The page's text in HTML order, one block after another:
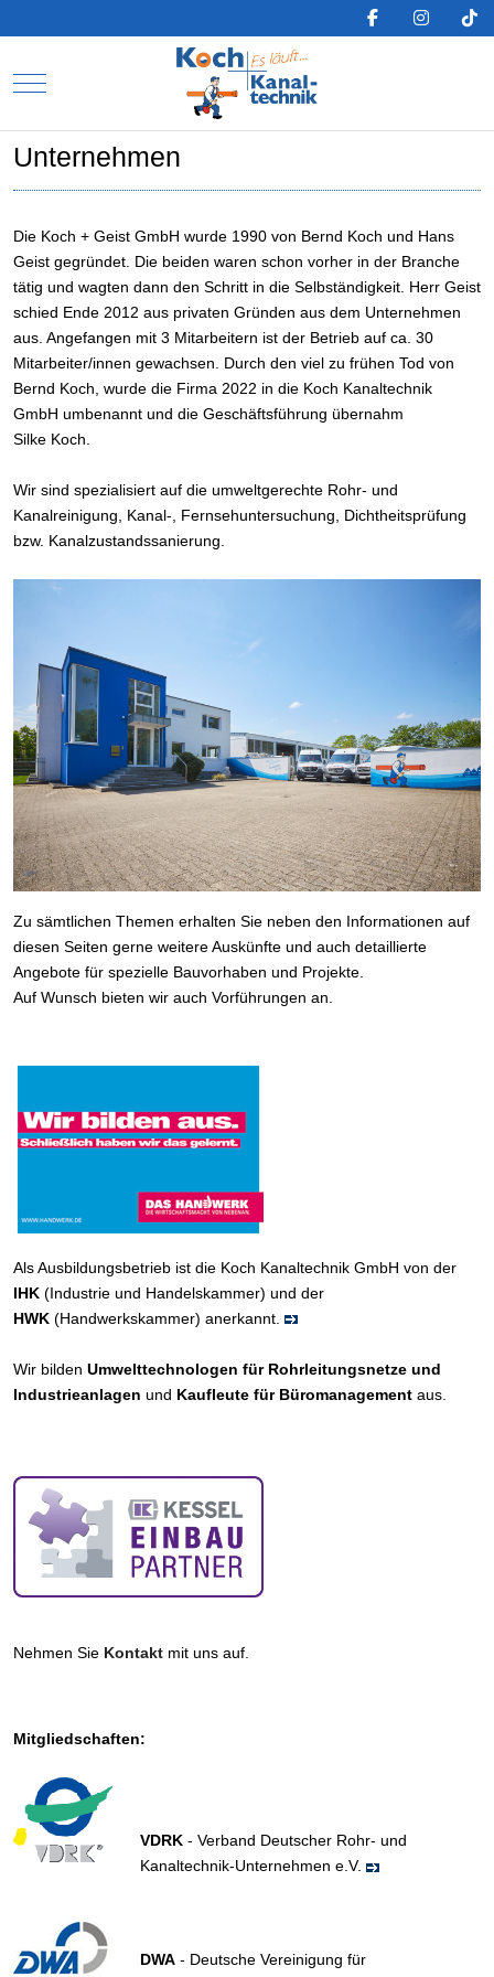
Mobile Menu Toggle
Unternehmen
Die Koch + Geist GmbH wurde 1990 von Bernd Koch und Hans
Geist gegründet. Die beiden waren schon vorher in der Branche
tätig und wagten dann den Schritt in die Selbständigkeit. Herr Geist
schied Ende 2012 aus privaten Gründen aus dem Unternehmen
aus. Angefangen mit 3 Mitarbeitern ist der Betrieb auf ca. 30
Mitarbeiter/innen gewachsen. Durch den viel zu frühen Tod von
Bernd Koch, wurde die Firma 2022 in die Koch Kanaltechnik
GmbH umbenannt und die Geschäftsführung übernahm
Silke Koch.
Wir sind spezialisiert auf die umweltgerechte Rohr- und
Kanalreinigung, Kanal-, Fernsehuntersuchung, Dichtheitsprüfung
bzw. Kanalzustandssanierung.
Zu sämtlichen Themen erhalten Sie neben den Informationen auf
diesen Seiten gerne weitere Auskünfte und auch detaillierte
Angebote für spezielle Bauvorhaben und Projekte.
Auf Wunsch bieten wir auch Vorführungen an.
Als Ausbildungsbetrieb ist die Koch Kanaltechnik GmbH von der
IHK (Industrie und Handelskammer) und der
HWK (Handwerkskammer) anerkannt.
Wir bilden Umwelttechnologen für Rohrleitungsnetze und
Industrieanlagen und Kaufleute für Büromanagement aus.
Nehmen Sie Kontakt mit uns auf.
Mitgliedschaften:
VDRK - Verband Deutscher Rohr- und
Kanaltechnik-Unternehmen e.V.
DWA - Deutsche Vereinigung für